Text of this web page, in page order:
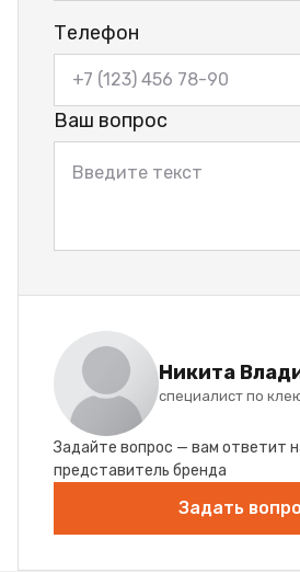
Телефон
Ваш вопрос
Никита
специалист по
Задайте вопрос — вам ответит
представитель бренда
Задать